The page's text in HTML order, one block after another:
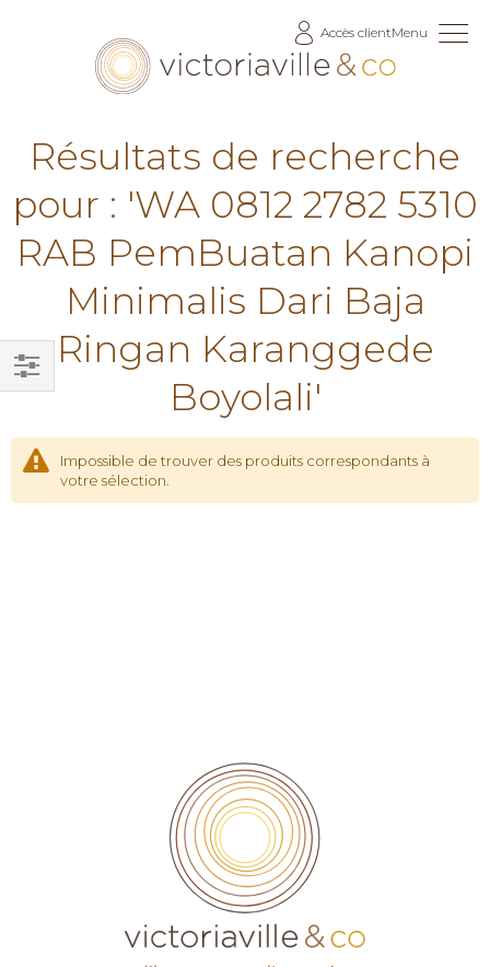
Accès clientMenu
Résultats de recherche
pour : 'WA 0812 2782 5310
RAB PemBuatan Kanopi
Minimalis Dari Baja
Ringan Karanggede
Boyolali'
Impossible de trouver des produits correspondants à
votre sélection.
Filtrer